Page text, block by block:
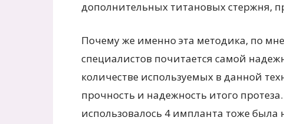
дополнительных титановых стержня,
Почему же именно эта методика, по
специалистов почитается самой
количестве используемых в данной
прочность и надежность итого
использовалось 4 импланта тоже была